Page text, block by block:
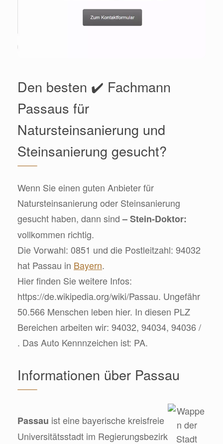
Den besten ✔️ Fachmann
Passaus für
Natursteinsanierung und
Steinsanierung gesucht?
Wenn Sie einen guten Anbieter für
Natursteinsanierung oder Steinsanierung
gesucht haben, dann sind– Stein-Doktor:
vollkommen richtig.
Die Vorwahl: 0851 und die Postleitzahl: 94032
hat Passau in Bayern.
Hier finden Sie weitere Infos:
https://de.wikipedia.org/wiki/Passau. Ungefähr
50.566 Menschen leben hier. In diesen PLZ
Bereichen arbeiten wir: 94032, 94034, 94036 /
. Das Auto Kennnzeichen ist: PA.
Informationen über Passau
Passau ist eine bayerische kreisfreie
Universitätsstadt im Regierungsbezirk